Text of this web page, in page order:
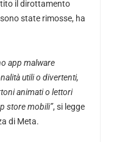
il dirottamento
state rimosse, ha
app malware
utili o divertenti,
animati o lettori
store mobili”, si legge
di Meta.